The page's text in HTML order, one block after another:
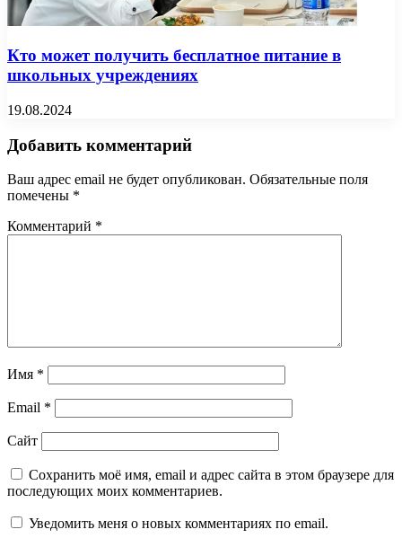
Кто может получить бесплатное питание в
школьных учреждениях
19.08.2024
Добавить комментарий
Ваш адрес email не будет опубликован. Обязательные поля
помечены *
Комментарий *
Имя *
Email *
Сайт
Сохранить моё имя, email и адрес сайта в этом браузере для
последующих моих комментариев.
Уведомить меня о новых комментариях по email.